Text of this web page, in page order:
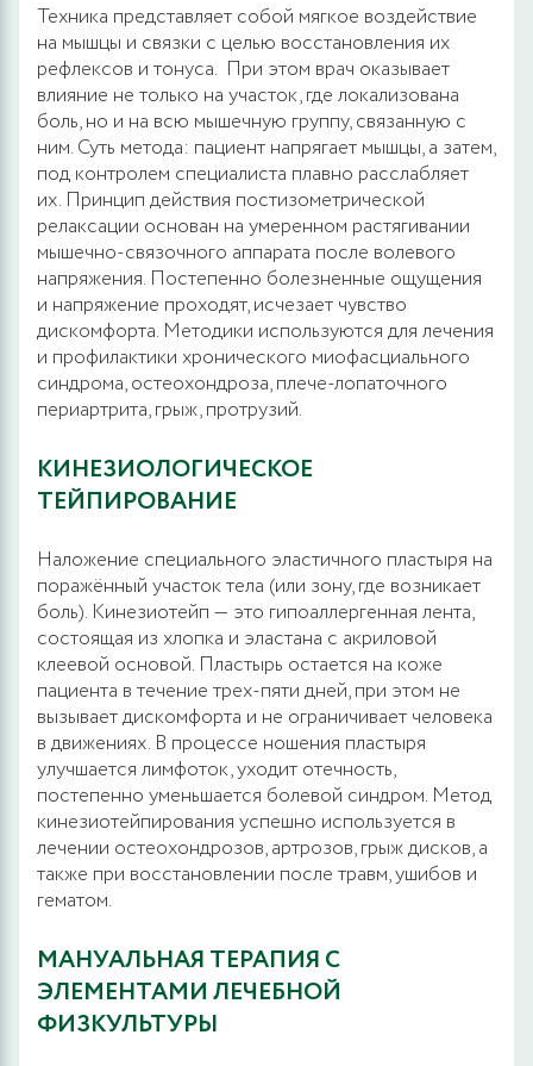
Техника представляет собой мягкое воздействие
на мышцы и связки с целью восстановления их
рефлексов и тонуса. При этом врач оказывает
влияние не только на участок, где локализована
боль, но и на всю мышечную группу, связанную с
ним. Суть метода: пациент напрягает мышцы, а затем,
под контролем специалиста плавно расслабляет
их. Принцип действия постизометрической
релаксации основан на умеренном растягивании
мышечно-связочного аппарата после волевого
напряжения. Постепенно болезненные ощущения
и напряжение проходят, исчезает чувство
дискомфорта. Методики используются для лечения
и профилактики хронического миофасциального
синдрома, остеохондроза, плече-лопаточного
периартрита, грыж, протрузий.
КИНЕЗИОЛОГИЧЕСКОЕ
ТЕЙПИРОВАНИЕ
Наложение специального эластичного пластыря на
поражённый участок тела (или зону, где возникает
боль). Кинезиотейп — это гипоаллергенная лента,
состоящая из хлопка и эластана с акриловой
клеевой основой. Пластырь остается на коже
пациента в течение трех-пяти дней, при этом не
вызывает дискомфорта и не ограничивает человека
в движениях. В процессе ношения пластыря
улучшается лимфоток, уходит отечность,
постепенно уменьшается болевой синдром. Метод
кинезиотейпирования успешно используется в
лечении остеохондрозов, артрозов, грыж дисков, а
также при восстановлении после травм, ушибов и
гематом.
МАНУАЛЬНАЯ ТЕРАПИЯ С
ЭЛЕМЕНТАМИ ЛЕЧЕБНОЙ
ФИЗКУЛЬТУРЫ